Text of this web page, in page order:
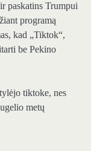
paskatins Trumpui
programą
kad „Tiktok“,
be Pekino
tiktoke, nes
metų